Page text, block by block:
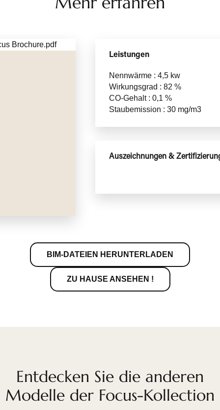
Leistungen
Nennwärme : 4,5 kw
Wirkungsgrad : 82 %
CO-Gehalt : 0,1 %
Staubemission : 30 mg/m3
Auszeichnungen &
BIM-DATEIEN HERUNTERLADEN
ZU HAUSE ANSEHEN !
Entdecken Sie die anderen
Modelle der Focus-Kollection